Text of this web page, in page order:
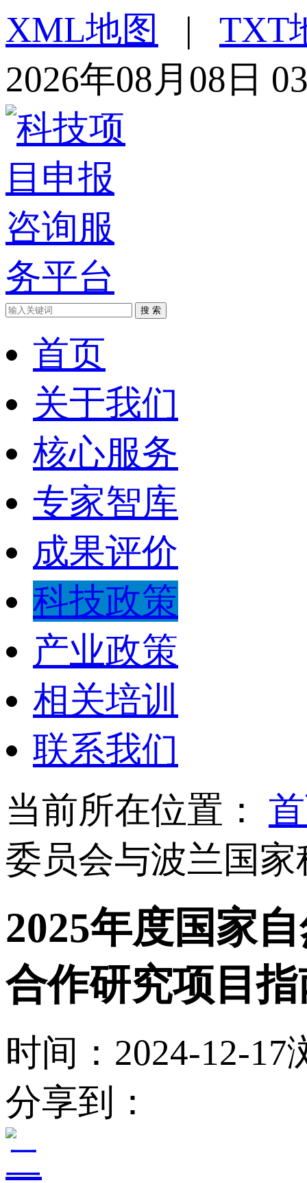
XML地图 | TXT
2026年08月08日
搜 索
首页
关于我们
核心服务
专家智库
成果评价
科技政策
产业政策
相关培训
联系我们
当前所在位置：
委员会与波兰国
2025年度国家
合作研究项目
时间：2024-12-17
分享到：